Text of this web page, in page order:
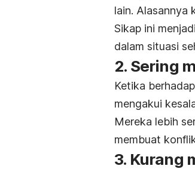
lain. Alasannya
Sikap ini
dalam situasi
2. Sering
Ketika
mengakui
Mereka lebih
membuat
3. Kurang